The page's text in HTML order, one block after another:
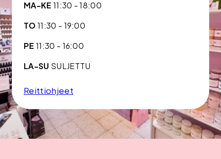
MA-KE 11:30 - 18:00
TO11:30 - 19:00
PE 11:30 - 16:00
LA-SU SULJETTU
Reittiohjeet